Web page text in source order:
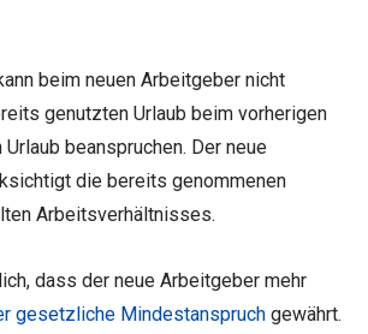
beim neuen Arbeitgeber nicht
genutzten Urlaub beim vorherigen
beanspruchen. Der neue
die bereits genommenen
Arbeitsverhältnisses.
dass der neue Arbeitgeber mehr
gesetzliche Mindestanspruch gewährt.